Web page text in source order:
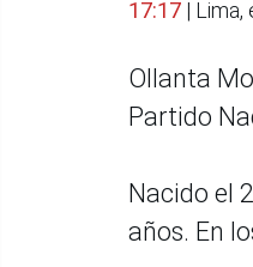
17:17 | Lima,
Ollanta
Partido
Nacido el
años. En